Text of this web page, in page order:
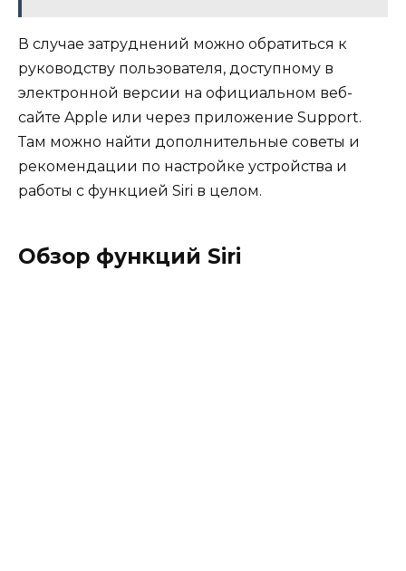
В случае затруднений можно обратиться к
руководству пользователя, доступному в
электронной версии на официальном веб-
сайте Apple или через приложение Support.
Там можно найти дополнительные советы и
рекомендации по настройке устройства и
работы с функцией Siri в целом.
Обзор функций Siri